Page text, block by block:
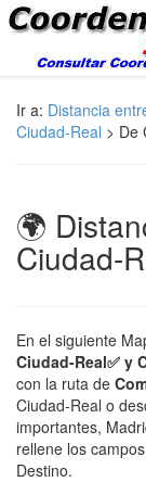
Ir a: Distancia
Ciudad-Real > De
🌍
Ciudad-
En el siguiente
Ciudad-Real✅ y
con la ruta de
Ciudad-Real o
importantes,
rellene los
Destino.